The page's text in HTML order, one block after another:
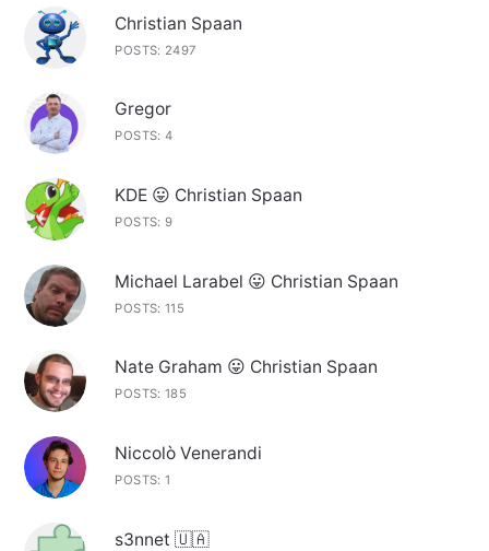
Christian Spaan
POSTS: 2497
Gregor
POSTS: 4
KDE 😛 Christian Spaan
POSTS: 9
Michael Larabel 😛 Christian Spaan
POSTS: 115
Nate Graham 😛 Christian Spaan
POSTS: 185
Niccolò Venerandi
POSTS: 1
s3nnet 🇺🇦